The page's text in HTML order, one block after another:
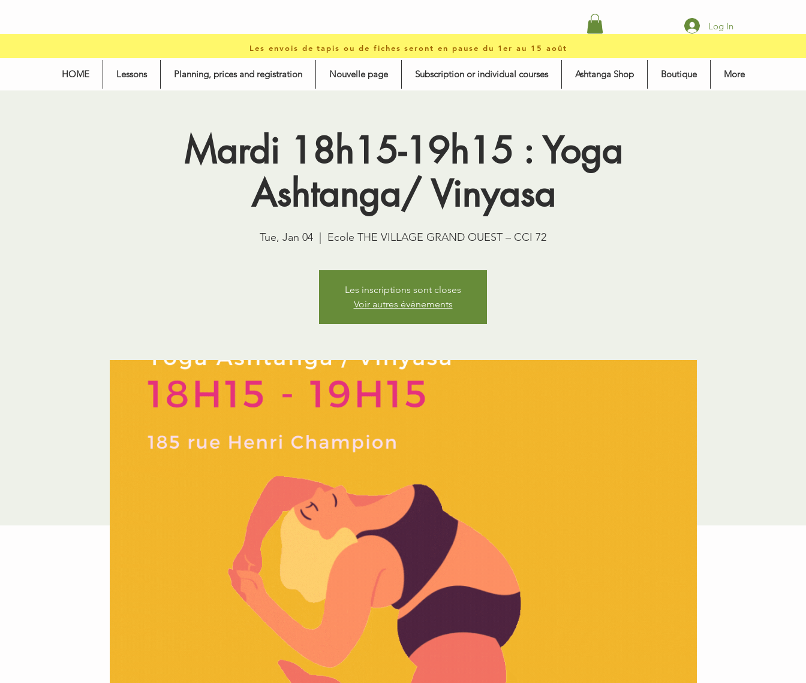
Log In
Les envois de tapis ou de fiches seront en pause du 1er au 15 août
HOME Lessons Planning, prices and registration Nouvelle page Subscription or individual courses Ashtanga Shop Boutique More
Mardi 18h15-19h15 : Yoga
Ashtanga/ Vinyasa
Tue, Jan 04 Ecole THE VILLAGE GRAND OUEST – CCI 72
Les inscriptions sont closes
Voir autres événements